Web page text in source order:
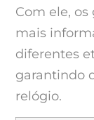
Com ele,
mais
diferentes
garantindo
relógio.